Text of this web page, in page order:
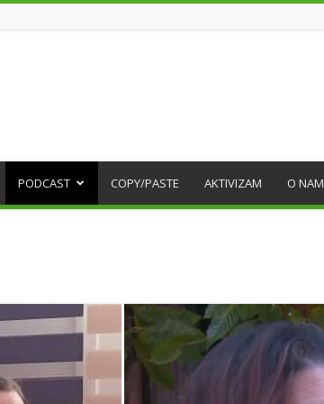
PODCAST COPY/PASTE AKTIVIZAM O